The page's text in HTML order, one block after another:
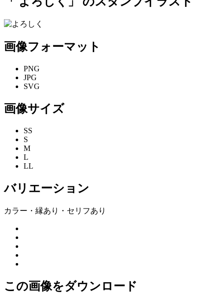
画像フォーマット
PNG
JPG
SVG
画像サイズ
SS
S
M
L
LL
バリエーション
カラー・縁あり・セリフあり
この画像をダウンロード